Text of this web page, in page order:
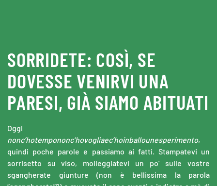
SORRIDETE: COSÌ, SE
DOVESSE VENIRVI UNA
PARESI, GIÀ SIAMO ABITUATI
Oggi
nonc’hotempononc’hovogliaec’hoinballounesperimento,
quindi poche parole e passiamo ai fatti. Stampatevi un
sorrisetto su viso, molleggiatevi un po’ sulle vostre
sgangherate giunture (non è bellissima la parola